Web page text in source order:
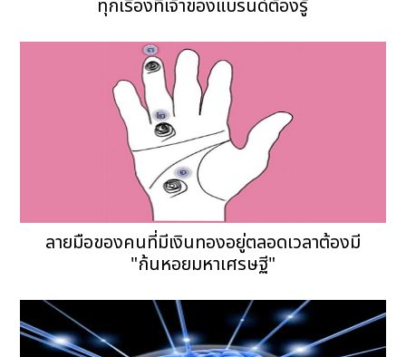
ทุกเรื่องที่เจ้าของแบรนด์ต้องรู้
ลายมือของคนที่มีเงินทองอยู่ตลอดเวลาต้องมี
"ก้นหอยมหาเศรษฐี"